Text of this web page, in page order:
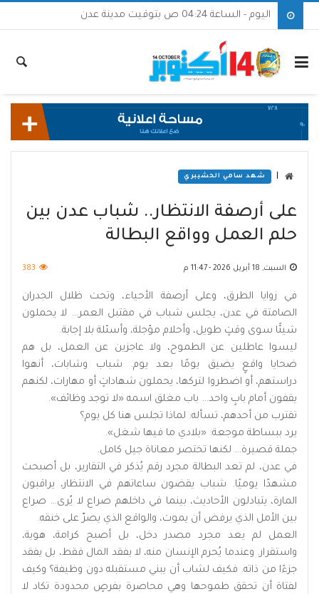
اليوم - الساعة 04:24 ص بتوقيت مدينة عدن
شهد سامي الحشيبري
على أرصفة الانتظار.. شباب عدن بين
حلم العمل وواقع البطالة
السبت, 18 أبريل 2026 - 11:47 م 383
في زوايا الطرق، وعلى أرصفة الأحياء، وتحت ظلال الجدران
الصامتة في عدن، يجلس شباب في مقتبل العمر… لا يحملون
شيئًا سوى وقتٍ طويل، وأحلام مؤجلة، وأسئلة بلا إجابة.
ليسوا عاطلين عن الطموح، ولا عاجزين عن العمل، بل هم
ضحايا واقعٍ يضيق يومًا بعد يوم. شباب وشابات، أنهوا
دراستهم، أو اضطروا لتركها، يحملون شهاداتٍ أو مهارات، لكنهم
يقفون أمام بابٍ واحد… باب مغلق اسمه «لا توجد وظائف».
تقترب من أحدهم، تسأله: لماذا تجلس هنا كل يوم؟
يرد ببساطة موجعة: «بلادي ما فيها شغل».
جملة قصيرة… لكنها تختصر معاناة جيل كامل.
في عدن، لم تعد البطالة مجرد رقم يُذكر في التقارير، بل أصبحت
مشهدًا يوميًا. شباب يقضون ساعاتهم في الانتظار، يراقبون
المارة، يتبادلون الأحاديث، بينما في داخلهم صراع لا يُرى… صراع
بين الأمل الذي يرفض أن يموت، والواقع الذي يصرّ على خنقه.
العمل لم يعد مجرد مصدر دخل، بل أصبح كرامة، هوية،
واستقرار. وعندما يُحرم الإنسان منه، لا يفقد المال فقط، بل يفقد
جزءًا من ذاته. فكيف لشاب أن يبني مستقبله دون وظيفة؟ وكيف
لفتاة أن تحقق طموحها وهي محاصرة بفرصٍ محدودة تكاد لا